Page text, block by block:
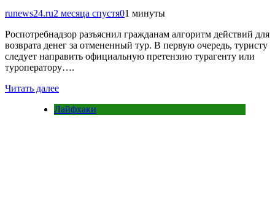
runews24.ru2 месяца спустя01 минуты
Роспотребнадзор разъяснил гражданам алгоритм действий для
возврата денег за отмененный тур. В первую очередь, туристу
следует направить официальную претензию турагенту или
туроператору….
Читать далее
Лайфхаки